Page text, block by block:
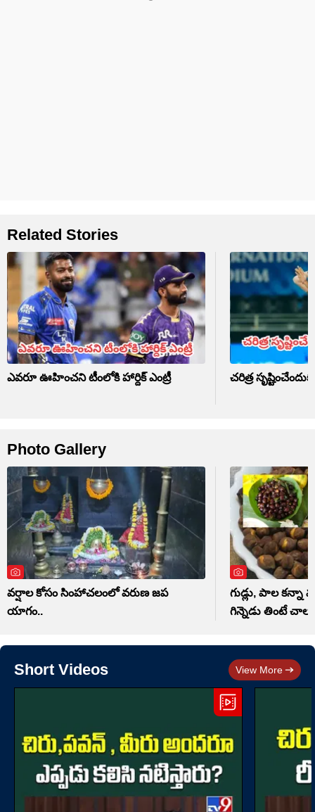
Related Stories
ఎవరూ ఊహించని టీంలోకి హార్దిక్ ఎంట్రీ చరిత్ర
Photo Gallery
వర్షాల కోసం సింహాచలంలో వరుణ జప
యాగం..
గుడ్లు, పాల కన్నా
గిన్నెడు తింటే చాలు
Short Videos View More